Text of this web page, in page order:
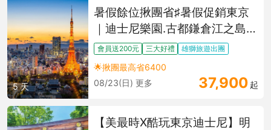
5 天
暑假餘位揪團省♯暑假促銷東京
｜迪士尼樂園.古都鎌倉江之島.
浪漫橫濱.麻布台.表參
道.OUTLET血拚.時尚東京漫遊
五日
會員送200元 三大好禮 雄獅旅遊出團
🌟揪團最高省6400
08/23(日) 更多
37,900 起
【美最時X酷玩東京迪士尼】明